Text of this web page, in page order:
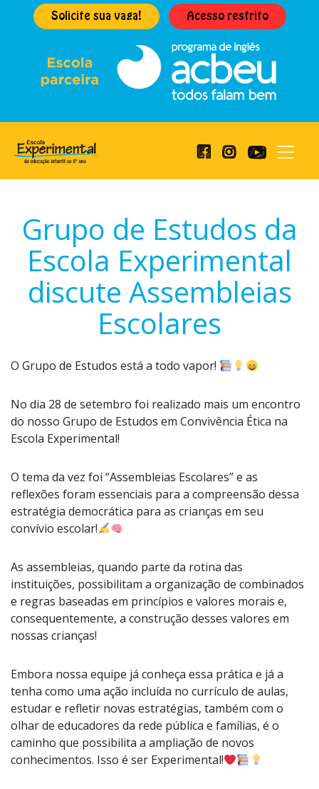
Solicite sua vaga! Acesso restrito
Grupo de Estudos da
Escola Experimental
discute Assembleias
Escolares
O Grupo de Estudos está a todo vapor!
No dia 28 de setembro foi realizado mais um encontro
do nosso Grupo de Estudos em Convivência Ética na
Escola Experimental!
O tema da vez foi “Assembleias Escolares” e as
reflexões foram essenciais para a compreensão dessa
estratégia democrática para as crianças em seu
convívio escolar!
As assembleias, quando parte da rotina das
instituições, possibilitam a organização de combinados
e regras baseadas em princípios e valores morais e,
consequentemente, a construção desses valores em
nossas crianças!
Embora nossa equipe já conheça essa prática e já a
tenha como uma ação incluída no currículo de aulas,
estudar e refletir novas estratégias, também com o
olhar de educadores da rede pública e famílias, é o
caminho que possibilita a ampliação de novos
conhecimentos. Isso é ser Experimental!